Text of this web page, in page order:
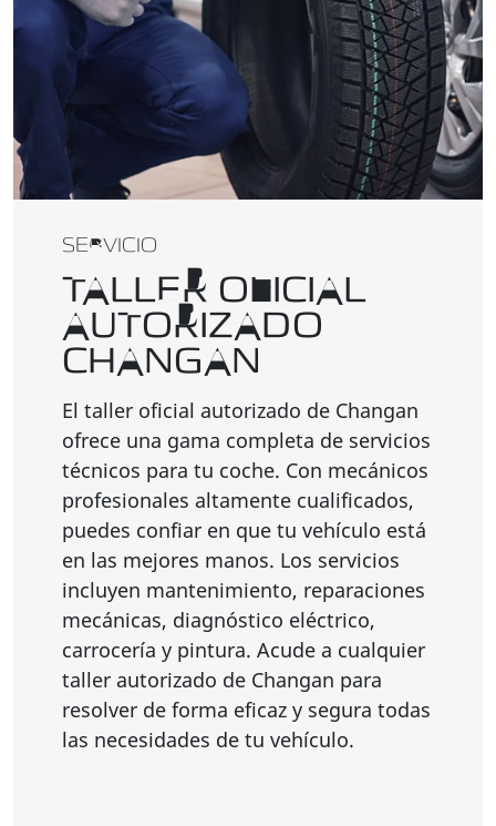
SERVICIO
TALLER OFICIAL
AUTORIZADO
CHANGAN
El taller oficial autorizado de Changan
ofrece una gama completa de servicios
técnicos para tu coche. Con mecánicos
profesionales altamente cualificados,
puedes confiar en que tu vehículo está
en las mejores manos. Los servicios
incluyen mantenimiento, reparaciones
mecánicas, diagnóstico eléctrico,
carrocería y pintura. Acude a cualquier
taller autorizado de Changan para
resolver de forma eficaz y segura todas
las necesidades de tu vehículo.